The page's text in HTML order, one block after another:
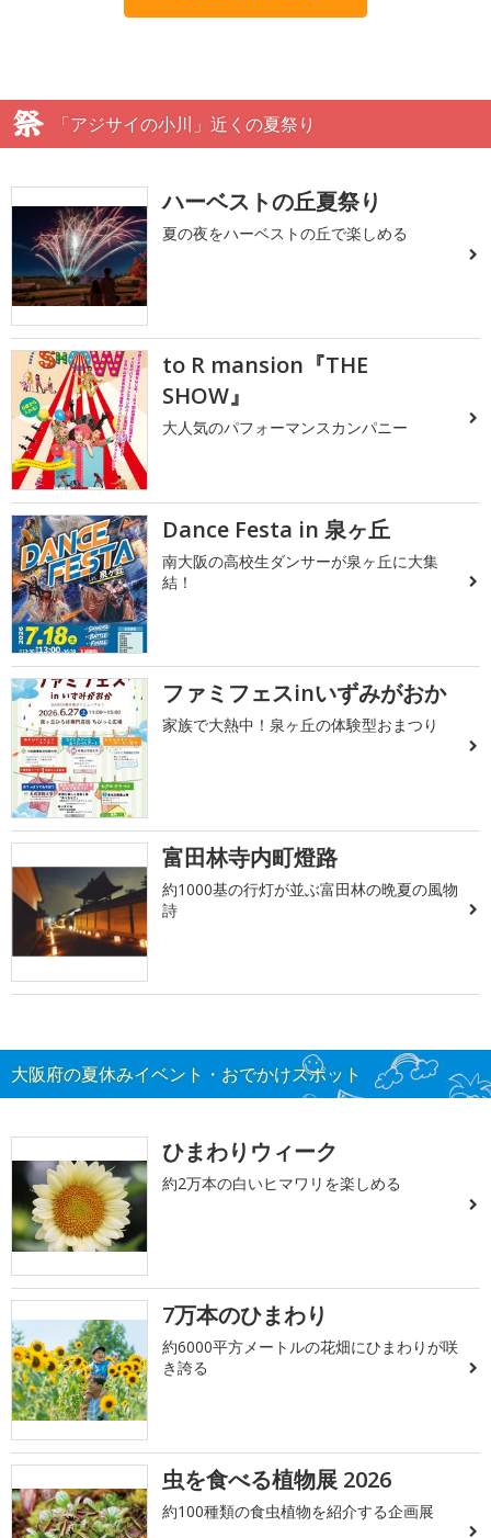
「アジサイの小川」近くの夏祭り
ハーベストの丘夏祭り
夏の夜をハーベストの丘で楽しめる
to R mansion『THE
SHOW』
大人気のパフォーマンスカンパニー
Dance Festa in 泉ヶ丘
南大阪の高校生ダンサーが泉ヶ丘に大集
結！
ファミフェスinいずみがおか
家族で大熱中！泉ヶ丘の体験型おまつり
富田林寺内町燈路
約1000基の行灯が並ぶ富田林の晩夏の風物
詩
大阪府の夏休みイベント・おでかけスポット
ひまわりウィーク
約2万本の白いヒマワリを楽しめる
7万本のひまわり
約6000平方メートルの花畑にひまわりが咲
き誇る
虫を食べる植物展 2026
約100種類の食虫植物を紹介する企画展